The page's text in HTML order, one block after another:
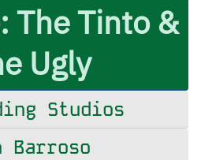
The Tinto &
Ugly
Studios
Barroso